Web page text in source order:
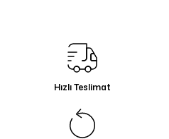
Hızlı Teslimat